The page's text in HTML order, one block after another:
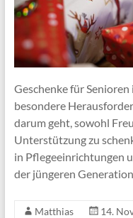
Geschenke für
besondere
darum geht, sowohl
Unterstützung zu
in Pflegeeinrichtungen
der jüngeren
Matthias 14.